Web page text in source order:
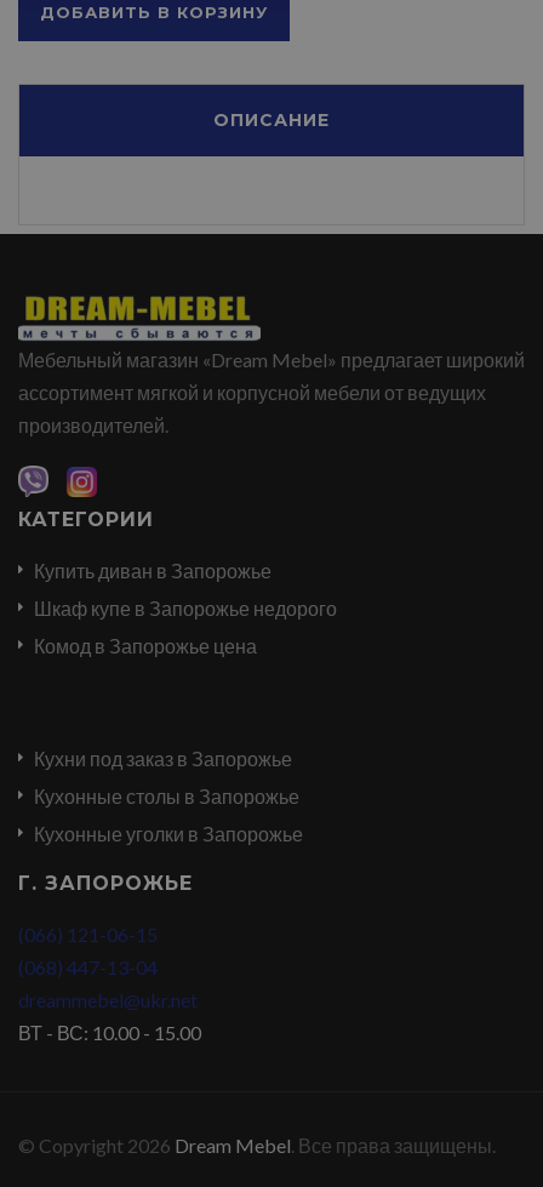
ДОБАВИТЬ В КОРЗИНУ
ОПИСАНИЕ
Мебельный магазин «Dream Mebel» предлагает широкий
ассортимент мягкой и корпусной мебели от ведущих
производителей.
КАТЕГОРИИ
Купить диван в Запорожье
Шкаф купе в Запорожье недорого
Комод в Запорожье цена
Кухни под заказ в Запорожье
Кухонные столы в Запорожье
Кухонные уголки в Запорожье
Г. ЗАПОРОЖЬЕ
(066) 121-06-15
(068) 447-13-04
dreammebel@ukr.net
ВТ - ВС: 10.00 - 15.00
© Copyright 2026 Dream Mebel. Все права защищены.